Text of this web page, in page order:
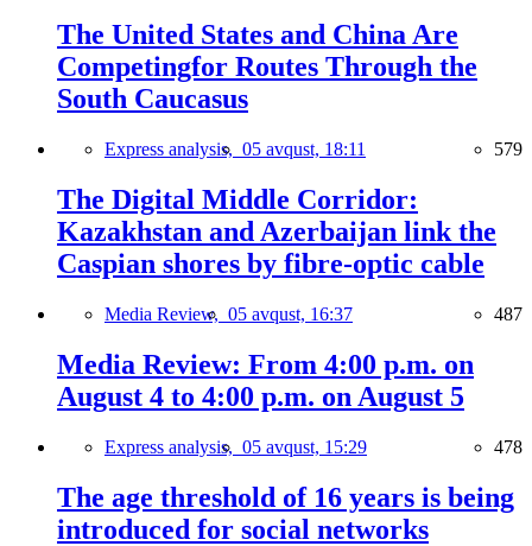
The United States and China Are
Competingfor Routes Through the
South Caucasus
Express analysis, 05 avqust, 18:11 579
The Digital Middle Corridor:
Kazakhstan and Azerbaijan link the
Caspian shores by fibre-optic cable
Media Review, 05 avqust, 16:37 487
Media Review: From 4:00 p.m. on
August 4 to 4:00 p.m. on August 5
Express analysis, 05 avqust, 15:29 478
The age threshold of 16 years is being
introduced for social networks